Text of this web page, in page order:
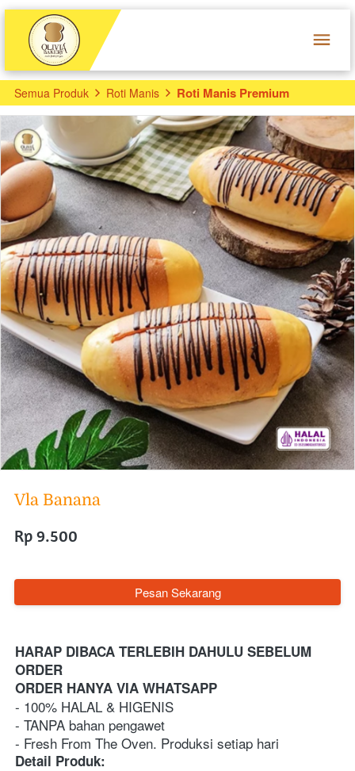
Semua Produk Roti Manis Roti Manis Premium
Vla Banana
Rp 9.500
`Pesan Sekarang
HARAP DIBACA TERLEBIH DAHULU SEBELUM
ORDER
ORDER HANYA VIA WHATSAPP
- 100% HALAL & HIGENIS
- TANPA bahan pengawet
- Fresh From The Oven. Produksi setiap hari
Detail Produk: